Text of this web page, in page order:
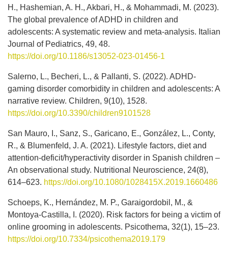
H., Hashemian, A. H., Akbari, H., & Mohammadi, M. (2023).
The global prevalence of ADHD in children and
adolescents: A systematic review and meta-analysis. Italian
Journal of Pediatrics, 49, 48.
https://doi.org/10.1186/s13052-023-01456-1
Salerno, L., Becheri, L., & Pallanti, S. (2022). ADHD-
gaming disorder comorbidity in children and adolescents: A
narrative review. Children, 9(10), 1528.
https://doi.org/10.3390/children9101528
San Mauro, I., Sanz, S., Garicano, E., González, L., Conty,
R., & Blumenfeld, J. A. (2021). Lifestyle factors, diet and
attention-deficit/hyperactivity disorder in Spanish children –
An observational study. Nutritional Neuroscience, 24(8),
614–623. https://doi.org/10.1080/1028415X.2019.1660486
Schoeps, K., Hernández, M. P., Garaigordobil, M., &
Montoya-Castilla, I. (2020). Risk factors for being a victim of
online grooming in adolescents. Psicothema, 32(1), 15–23.
https://doi.org/10.7334/psicothema2019.179